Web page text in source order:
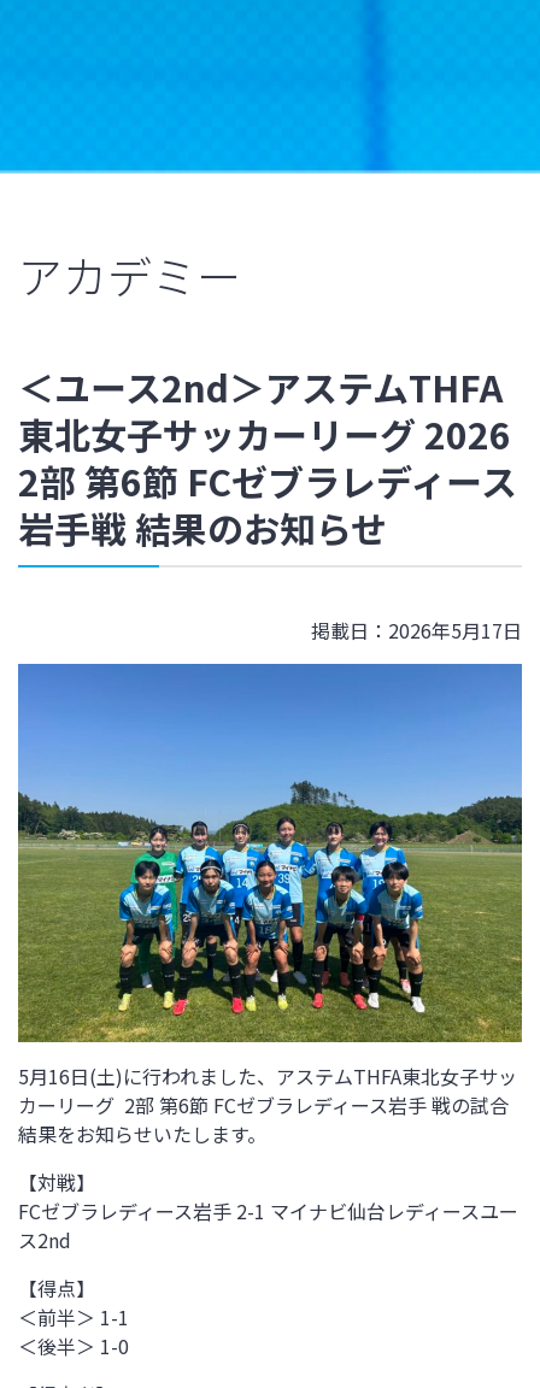
アカデミー
＜ユース2nd＞アステムTHFA
東北女子サッカーリーグ 2026
2部 第6節 FCゼブラレディース
岩手戦 結果のお知らせ
掲載日：2026年5月17日
5月16日(土)に行われました、アステムTHFA東北女子サッ
カーリーグ 2部 第6節 FCゼブラレディース岩手戦の試合
結果をお知らせいたします。
【対戦】
FCゼブラレディース岩手 2-1 マイナビ仙台レディースユー
ス2nd
【得点】
＜前半＞ 1-1
＜後半＞ 1-0